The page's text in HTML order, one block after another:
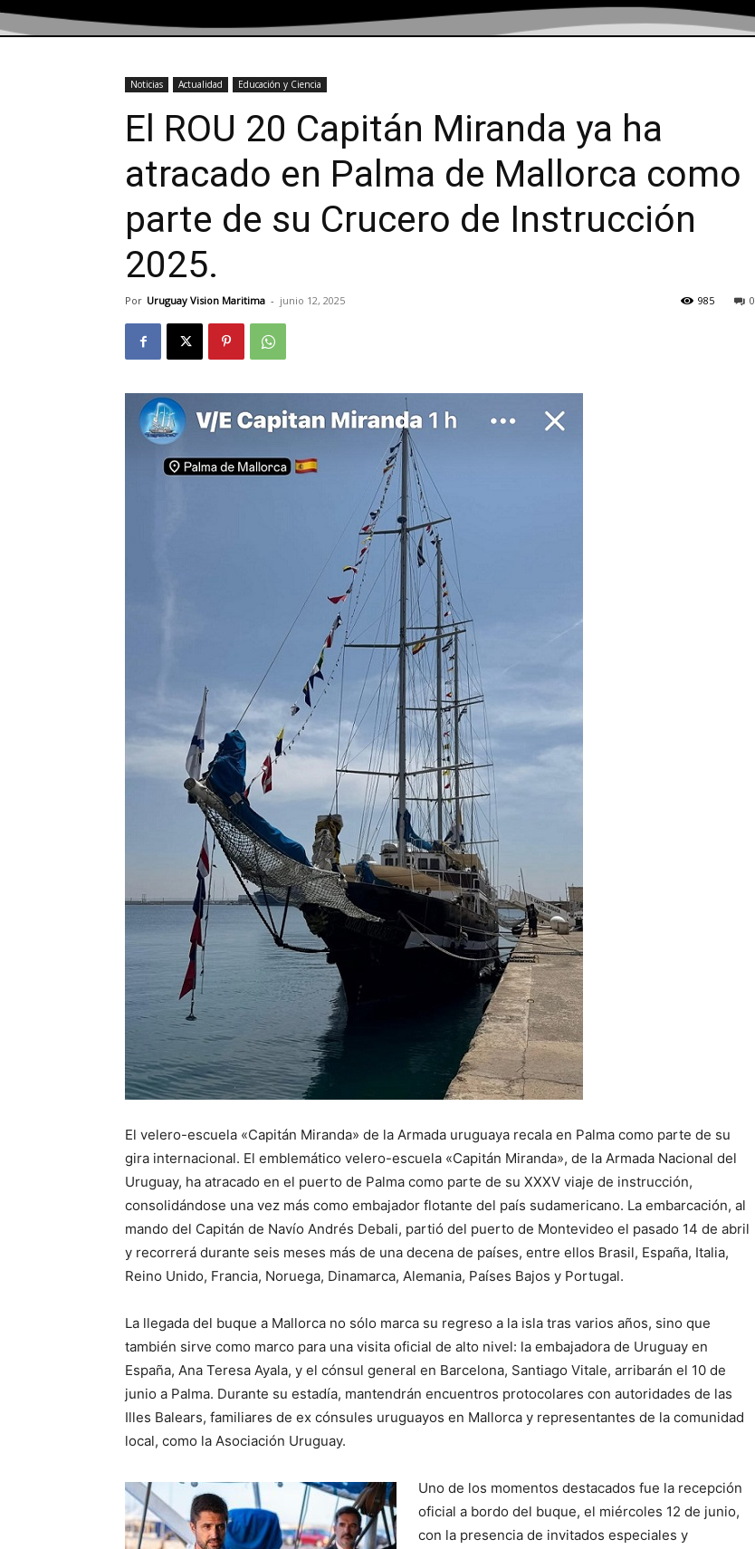
Noticias Actualidad Educación y Ciencia
El ROU 20 Capitán Miranda ya ha
atracado en Palma de Mallorca como
parte de su Crucero de Instrucción
2025.
Por Uruguay Vision Maritima - junio 12, 2025 0
985
El velero-escuela «Capitán Miranda» de la Armada uruguaya recala en Palma como parte de su
gira internacional. El emblemático velero-escuela «Capitán Miranda», de la Armada Nacional del
Uruguay, ha atracado en el puerto de Palma como parte de su XXXV viaje de instrucción,
consolidándose una vez más como embajador flotante del país sudamericano. La embarcación, al
mando del Capitán de Navío Andrés Debali, partió del puerto de Montevideo el pasado 14 de abril
y recorrerá durante seis meses más de una decena de países, entre ellos Brasil, España, Italia,
Reino Unido, Francia, Noruega, Dinamarca, Alemania, Países Bajos y Portugal.
La llegada del buque a Mallorca no sólo marca su regreso a la isla tras varios años, sino que
también sirve como marco para una visita oficial de alto nivel: la embajadora de Uruguay en
España, Ana Teresa Ayala, y el cónsul general en Barcelona, Santiago Vitale, arribarán el 10 de
junio a Palma. Durante su estadía, mantendrán encuentros protocolares con autoridades de las
Illes Balears, familiares de ex cónsules uruguayos en Mallorca y representantes de la comunidad
local, como la Asociación Uruguay.
Uno de los momentos destacados fue la recepción
oficial a bordo del buque, el miércoles 12 de junio,
con la presencia de invitados especiales y